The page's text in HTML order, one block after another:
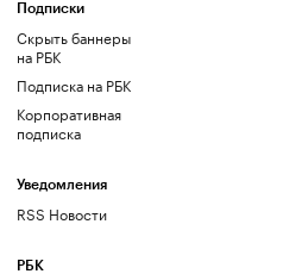
Подписки
Скрыть баннеры
на РБК
Подписка на РБК
Корпоративная
подписка
Уведомления
RSS Новости
РБК